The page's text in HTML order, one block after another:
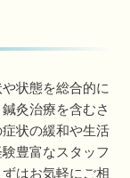
状態を総合的に
灸治療を含むさ
状の緩和や生活
豊富なスタッフ
はお気軽にご相